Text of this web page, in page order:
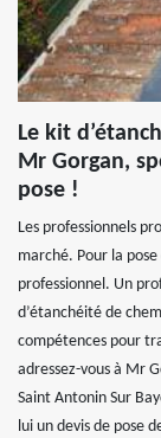
Le kit
Mr Gorgan,
pose !
Les professionnels
marché. Pour la
professionnel. Un
d’étanchéité de
compétences pour
adressez-vous à Mr
Saint Antonin Sur
lui un devis de pose